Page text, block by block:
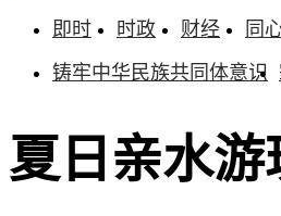
即时 时政 财经 同
铸牢中华民族共同体意识
夏日亲水